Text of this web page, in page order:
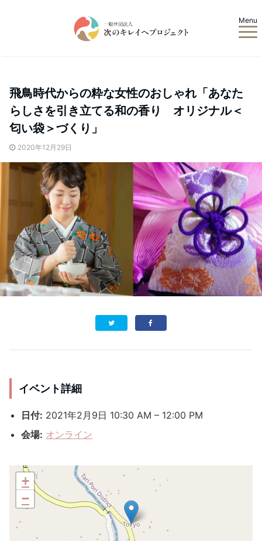
Menu
飛鳥時代からの粋な女性のおしゃれ「あなた
らしさを引き立てる和の香り オリジナル＜
匂い袋＞づくり」
2020年12月29日
イベント詳細
日付: 2021年2月9日 10:30 AM – 12:00 PM
会場: オンライン
+
−